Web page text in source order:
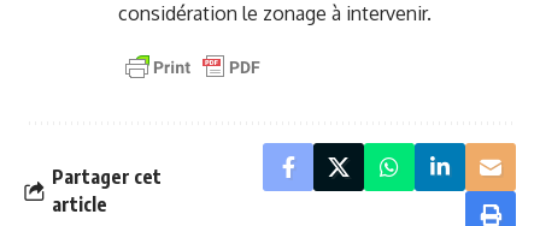
considération le zonage à intervenir.
Partager cet
article